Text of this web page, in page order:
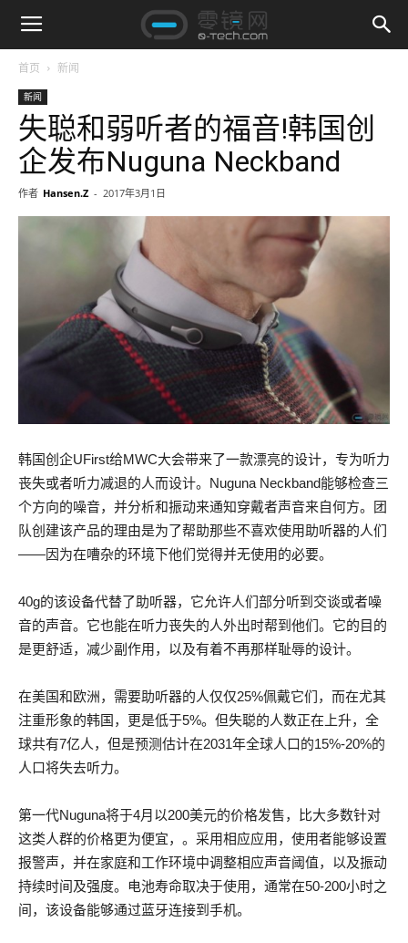
首页 新闻
新闻
失聪和弱听者的福音!韩国创
企发布Nuguna Neckband
作者 Hansen.Z - 2017年3月1日
韩国创企UFirst给MWC大会带来了一款漂亮的设计，专为听力
丧失或者听力减退的人而设计。Nuguna Neckband能够检查三
个方向的噪音，并分析和振动来通知穿戴者声音来自何方。团
队创建该产品的理由是为了帮助那些不喜欢使用助听器的人们
——因为在嘈杂的环境下他们觉得并无使用的必要。
40g的该设备代替了助听器，它允许人们部分听到交谈或者噪
音的声音。它也能在听力丧失的人外出时帮到他们。它的目的
是更舒适，减少副作用，以及有着不再那样耻辱的设计。
在美国和欧洲，需要助听器的人仅仅25%佩戴它们，而在尤其
注重形象的韩国，更是低于5%。但失聪的人数正在上升，全
球共有7亿人，但是预测估计在2031年全球人口的15%-20%的
人口将失去听力。
第一代Nuguna将于4月以200美元的价格发售，比大多数针对
这类人群的价格更为便宜，。采用相应应用，使用者能够设置
报警声，并在家庭和工作环境中调整相应声音阈值，以及振动
持续时间及强度。电池寿命取决于使用，通常在50-200小时之
间，该设备能够通过蓝牙连接到手机。